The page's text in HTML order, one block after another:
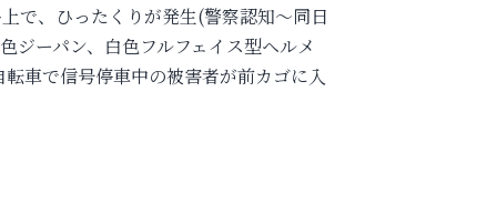
で、ひったくりが発生(警察認知～同日
ジーパン、白色フルフェイス型ヘルメ
車で信号停車中の被害者が前カゴに入